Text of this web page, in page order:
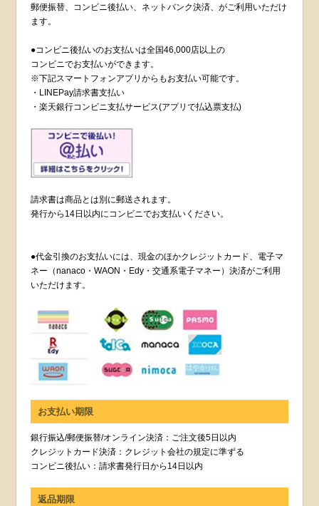
郵便振替、コンビニ後払い、ネットバンク決済、がご利用いただけ
ます。
●コンビニ後払いのお支払いは全国46,000店以上の
コンビニでお支払いができます。
※下記スマートフォンアプリからもお支払い可能です。
・LINEPay請求書支払い
・楽天銀行コンビニ支払サービス(アプリで払込票支払)
請求書は商品とは別に郵送されます。
発行から14日以内にコンビニでお支払いください。
●代金引換のお支払いには、現金のほかクレジットカード、電子マ
ネー（nanaco・WAON・Edy・交通系電子マネー）決済がご利用
いただけます。
お支払い期限
銀行振込/郵便振替/オンライン決済：ご注文後5日以内
クレジットカード決済：クレジット会社の規定に準ずる
コンビニ後払い：請求書発行日から14日以内
返品期限